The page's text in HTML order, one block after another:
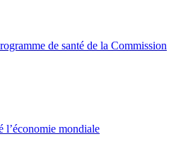
de santé de la Commission
l’économie mondiale